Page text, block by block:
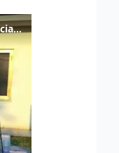
Caso Pradamano, parla uno dei ragazzi denunciati per la limonata: "Volevo anche aiutare i miei"